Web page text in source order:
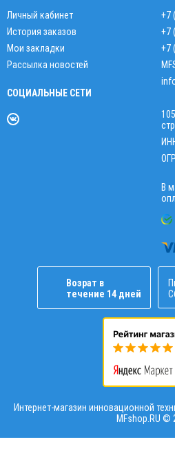
Личный кабинет
История заказов
Мои закладки
Рассылка новостей
СОЦИАЛЬНЫЕ СЕТИ
+7
+7
+7
В
Возрат в
течение 14 дней
Интернет-магазин инновационной
MFshop.RU ©